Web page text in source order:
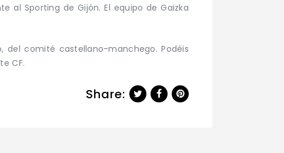
al Sporting de Gijón. El equipo de Gaizka
del comité castellano-manchego. Podéis
CF.
Share: